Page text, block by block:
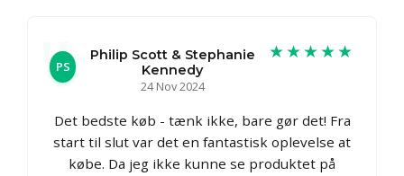
PS
Philip Scott & Stephanie
Kennedy
24 Nov 2024
★★★★★
Det bedste køb - tænk ikke, bare gør det! Fra
start til slut var det en fantastisk oplevelse at
købe. Da jeg ikke kunne se produktet på